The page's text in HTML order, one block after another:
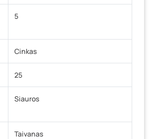
5
Cinkas
25
Siauros
Taivanas